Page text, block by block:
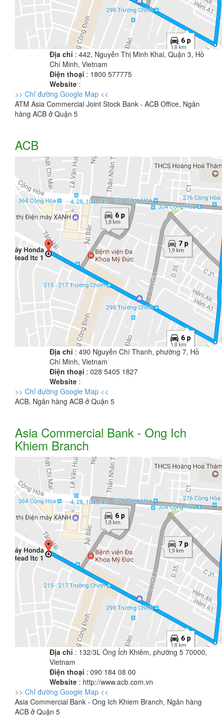
Địa chỉ : 442, Nguyễn Thị Minh Khai, Quận 3, Hồ
Chí Minh, Vietnam
Điện thoại : 1800 577775
Website :
>> Chỉ đường Google Map <<
ATM Asia Commercial Joint Stock Bank - ACB Office, Ngân
hàng ACB ở Quận 5
ACB
Địa chỉ : 490 Nguyễn Chí Thanh, phường 7, Hồ
Chí Minh, Vietnam
Điện thoại : 028 5405 1827
Website :
>> Chỉ đường Google Map <<
ACB, Ngân hàng ACB ở Quận 5
Asia Commercial Bank - Ong Ich
Khiem Branch
Địa chỉ : 132/3L Ông Ích Khiêm, phường 5 70000,
Vietnam
Điện thoại : 090 184 08 00
Website : http://www.acb.com.vn
>> Chỉ đường Google Map <<
Asia Commercial Bank - Ong Ich Khiem Branch, Ngân hàng
ACB ở Quận 5